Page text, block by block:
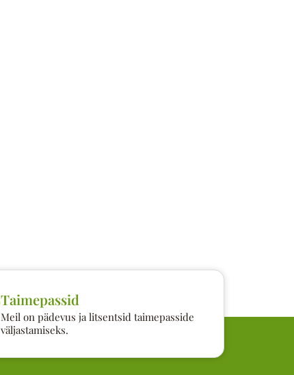
Taimepassid
Meil on pädevus ja litsentsid taimepasside
väljastamiseks.